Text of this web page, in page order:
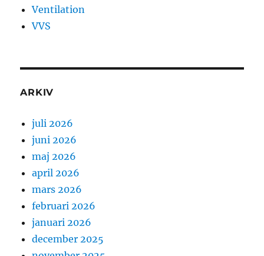
Ventilation
VVS
ARKIV
juli 2026
juni 2026
maj 2026
april 2026
mars 2026
februari 2026
januari 2026
december 2025